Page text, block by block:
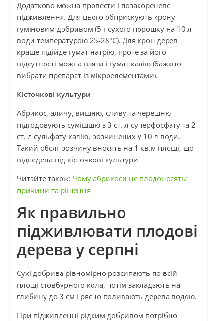
Додатково можна провести і позакореневе
підживлення. Для цього обприскують крону
гуміновим добривом (5 г сухого порошку на 10 л
води температурою 25-28°C). Для крон дерев
краще підійде гумат натрію, проте за його
відсутності можна взяти і гумат калію (бажано
вибрати препарат із мікроелементами).
Кісточкові культури
Абрикос, аличу, вишню, сливу та черешню
підгодовують сумішшю з 3 ст. л суперфосфату та 2
ст. л сульфату калію, розчинених у 10 л води.
Такий обсяг розчину вносять на 1 кв.м площі, що
відведена під кісточкові культури.
Читайте також: Чому абрикоси не плодоносять:
причини та рішення
Як правильно
підживлювати плодові
дерева у серпні
Сухі добрива рівномірно розсипають по всій
площі стовбурного кола, потім закладають на
глибину до 3 см і рясно поливають дерева водою.
При підживленні рідким добривом потрібно